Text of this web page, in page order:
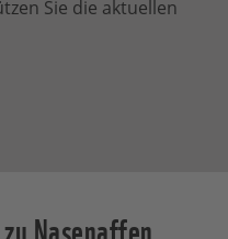
Sie die aktuellen
Nasenaffen